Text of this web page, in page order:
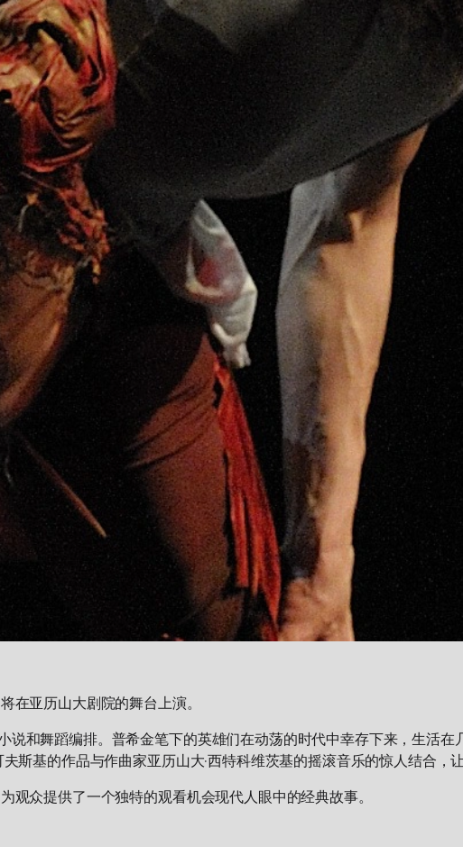
在亚历山大剧院的舞台上演。
说和舞蹈编排。普希金笔下的英雄们在动荡的时代中幸存下来，生活
夫斯基的作品与作曲家亚历山大·西特科维茨基的摇滚音乐的惊人结合，​​
观众提供了一个独特的观看机会现代人眼中的经典故事。